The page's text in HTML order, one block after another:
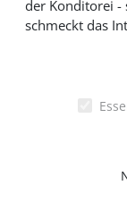
der Konditorei -
schmeckt das
Cookies
Werbung
Statistiken